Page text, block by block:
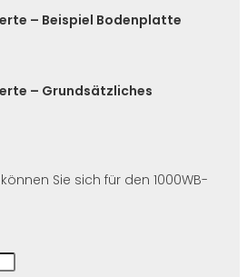
– Beispiel Bodenplatte
– Grundsätzliches
Sie sich für den 1000WB-